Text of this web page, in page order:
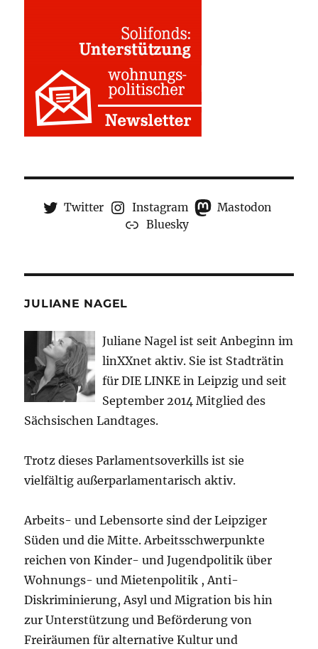
Twitter Instagram
Mastodon
Bluesky
JULIANE NAGEL
Juliane Nagel ist seit Anbeginn im
linXXnet aktiv. Sie ist Stadträtin
für DIE LINKE in Leipzig und seit
September 2014 Mitglied des
Sächsischen Landtages.
Trotz dieses Parlamentsoverkills ist sie
vielfältig außerparlamentarisch aktiv.
Arbeits- und Lebensorte sind der Leipziger
Süden und die Mitte. Arbeitsschwerpunkte
reichen von Kinder- und Jugendpolitik über
Wohnungs- und Mietenpolitik , Anti-
Diskriminierung, Asyl und Migration bis hin
zur Unterstützung und Beförderung von
Freiräumen für alternative Kultur und